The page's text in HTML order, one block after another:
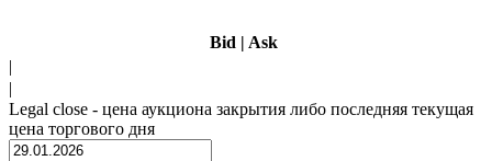
Bid | Ask
|
|
Legal close - цена аукциона закрытия либо последняя текущая
цена торгового дня